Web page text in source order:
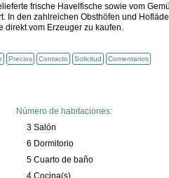
frische Havelfische sowie vom
In den zahlreichen Obsthöfen und
direkt vom Erzeuger zu kaufen.
Precios Contacto Solicitud Comentarios
Número de habitaciones:
3 Salón
6 Dormitorio
5 Cuarto de baño
4 Cocina(s)